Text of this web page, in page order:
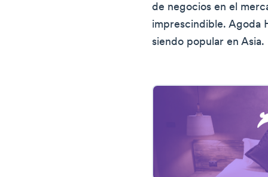
de negocios en el
imprescindible. Agoda
siendo popular en Asia.